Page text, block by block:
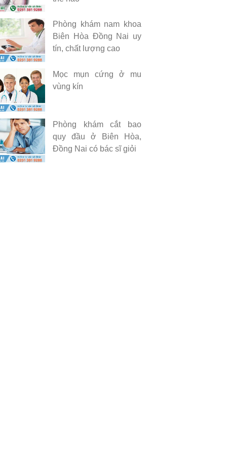
Phòng khám nam khoa
Biên Hòa Đồng Nai uy
tín, chất lượng cao
Mọc mụn cứng ở mu
vùng kín
Phòng khám cắt bao
quy đầu ở Biên Hòa,
Đồng Nai có bác sĩ giỏi